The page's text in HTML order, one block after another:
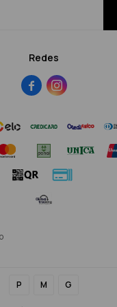
P M G
Redes
 